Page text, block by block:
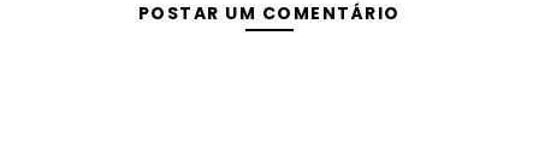
POSTAR UM COMENTÁRIO